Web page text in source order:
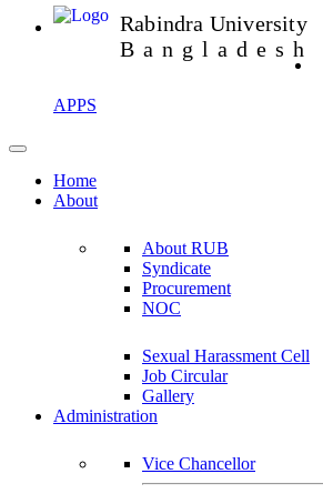
Rabindra University
Bangladesh
APPS
Home
About
About RUB
Syndicate
Procurement
NOC
Sexual Harassment Cell
Job Circular
Gallery
Administration
Vice Chancellor